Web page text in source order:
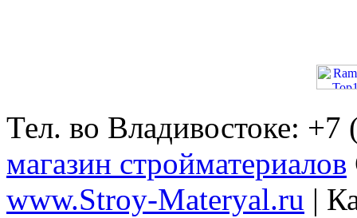
Тел. во Владивостоке:
магазин стройматериалов
www.Stroy-Materyal.ru |